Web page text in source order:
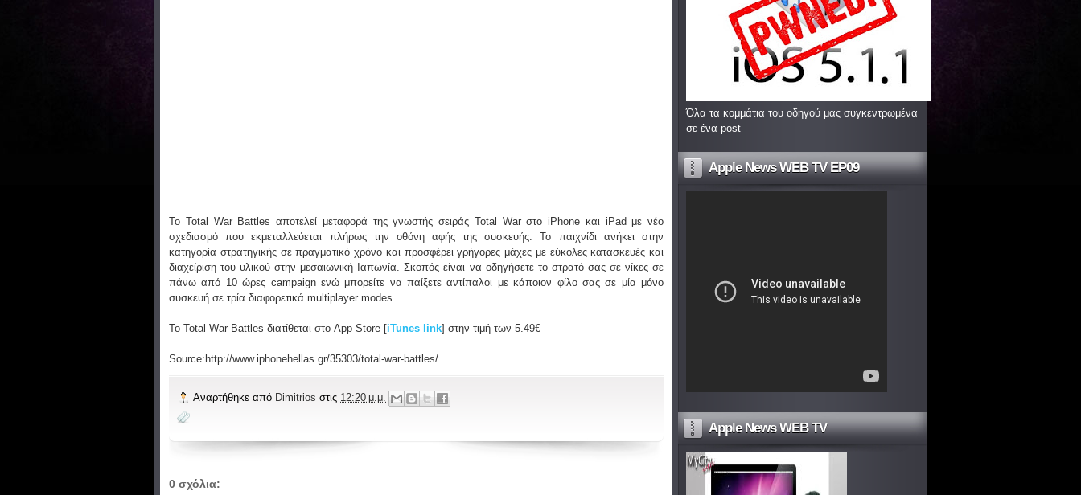
To Total War Battles αποτελεί μεταφορά της γνωστής σειράς Total War στο iPhone και iPad με νέο
σχεδιασμό που εκμεταλλεύεται πλήρως την οθόνη αφής της συσκευής. Το παιχνίδι ανήκει στην
κατηγορία στρατηγικής σε πραγματικό χρόνο και προσφέρει γρήγορες μάχες με εύκολες κατασκευές και
διαχείριση του υλικού στην μεσαιωνική Ιαπωνία. Σκοπός είναι να οδηγήσετε το στρατό σας σε νίκες σε
πάνω από 10 ώρες campaign ενώ μπορείτε να παίξετε αντίπαλοι με κάποιον φίλο σας σε μία μόνο
συσκευή σε τρία διαφορετικά multiplayer modes.
To Total War Battles διατίθεται στο App Store [iTunes link] στην τιμή των 5.49€
Source:http://www.iphonehellas.gr/35303/total-war-battles/
Αναρτήθηκε από Dimitrios στις 12:20 μ.μ.
0 σχόλια:
Όλα τα κομμάτια του οδηγού μας συγκεντρωμένα
σε ένα post
Apple News WEB TV EP09
Apple News WEB TV